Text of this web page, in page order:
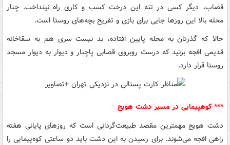
قصاب، دیگر کسی در تنه این درخت کسب و کاری راه نینداخت. چنار
محله بالا این روزها جایی برای بازی و تفریح بچه‌های روستا است.
حالا که گذرتان به محله پایین افتاده، بد نیست سری هم به سقاخانه
قدیمی افجه بزنید که درست روبروی قصابی پاچنار و دیوار به دیوار مسجد
روستا قرار دارد.
*** کوهپیمایی در مسیر دشت هویج
دشت هویج مهمترین مقصد طبیعت‌گردانی است که روزهای پایانی هفته
راهی افجه می‌شوند. برای رسیدن به این دشت باید دو ساعتی کوه‌پیمایی را